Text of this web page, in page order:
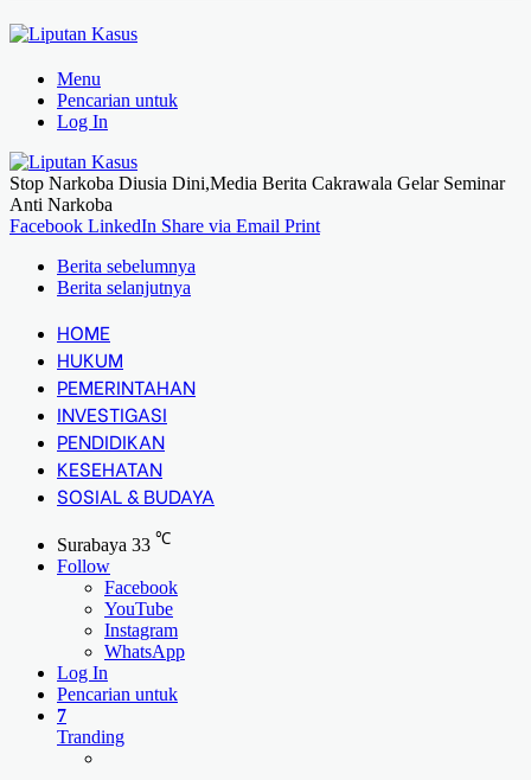
Menu
Pencarian untuk
Log In
Stop Narkoba Diusia Dini,Media Berita Cakrawala Gelar Seminar
Anti Narkoba
Facebook LinkedIn Share via Email Print
Berita sebelumnya
Berita selanjutnya
HOME
HUKUM
PEMERINTAHAN
INVESTIGASI
PENDIDIKAN
KESEHATAN
SOSIAL & BUDAYA
Surabaya 33 ℃
Follow
Facebook
YouTube
Instagram
WhatsApp
Log In
Pencarian untuk
7
Tranding